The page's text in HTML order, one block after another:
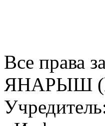
Все права
ЯНАРЫШ